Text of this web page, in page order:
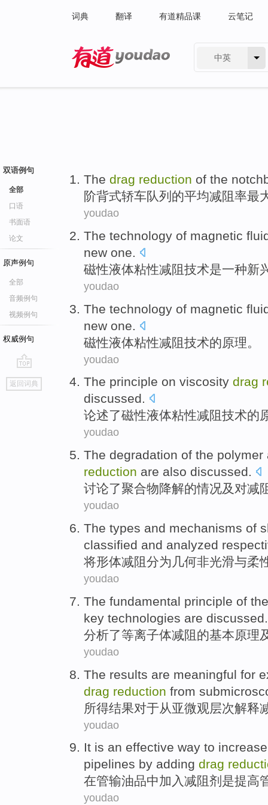
词典 翻译 有道精品课 云笔记
中英
双语例句
全部
口语
书面语
论文
原声例句
全部
音频例句
视频例句
权威例句
go
top
返回词典
The drag reduction of the
阶背式轿车队列 的平均减阻率最
youdao
The technology of magnetic
new one.
磁性液体粘性减阻 技术是一种新
youdao
The technology of magnetic
new one.
磁性液体粘性减阻 技术的原理。
youdao
The principle on viscosity drag
discussed.
论述了磁性液体粘性减阻技术的
youdao
The degradation of the polymer
reduction are also discussed.
讨论了聚合物降解的情况及 对减
youdao
The types and mechanisms of
classified and analyzed
将形体减阻 分为 几何非光滑与柔
youdao
The fundamental principle of the
key technologies are discussed.
分析了等离子体减阻 的基本原理
youdao
The results are meaningful for
drag reduction from
所得结果对于从亚微观层次解释
youdao
It is an effective way to increase
pipelines by adding drag
在管输油品中加入减阻 剂 是提高
youdao